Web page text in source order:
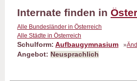
Internate finden in
Alle Bundesländer in Österreich
Alle Städte in Österreich
Schulform: Aufbaugymnasium »
Angebot: Neusprachlich